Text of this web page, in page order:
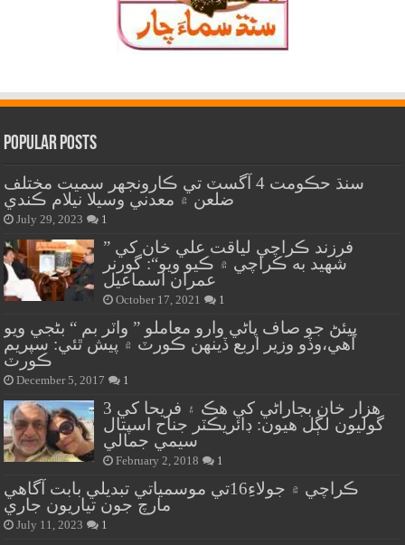
Popular Posts
سنڌ حڪومت 4 آگسٽ تي ڪارونجهر سميت مختلف
ضلعن ۾ معدني وسيلا نيلام ڪندي
July 29, 2023 1
” فرزند ڪراچي لياقت علي خان کي
شهيد به ڪراچي ۾ ڪيو ويو“: گورنر
عمران اسماعيل
October 17, 2021 1
پيئڻ جو صاف پاڻي وارو معاملو ” واٽر بم “ بڻجي ويو
آهي،وڏو وزير اربع ڏينهن ڪورٽ ۾ پيش ٿئي: سپريم
ڪورٽ
December 5, 2017 1
هزار خان بجاراڻي کي هڪ ۽ فريحا کي 3
گوليون لڳل هيون: ڊائريڪٽر جناح اسپتال
سيمي جمالي
February 2, 2018 1
ڪراچي ۾ جولاءِ16تي موسمياتي تبديلي بابت آگاهي
مارچ جون تياريون جاري
July 11, 2023 1